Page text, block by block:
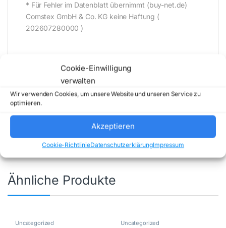
Cookie-Einwilligung
verwalten
Wir verwenden Cookies, um unsere Website und unseren Service zu
optimieren.
Akzeptieren
Cookie-RichtlinieDatenschutzerklärungImpressum
* Für Fehler im Datenblatt übernimmt (buy-net.de)
Comstex GmbH & Co. KG keine Haftung (
202607280000 )
Artikelnummer:
Ähnliche Produkte
Uncategorized Uncategorized